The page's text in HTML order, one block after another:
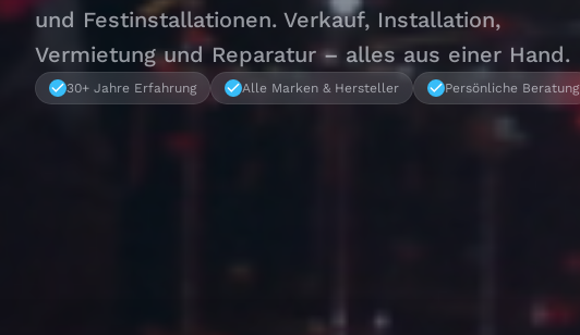
und Festinstallationen. Verkauf, Installation,
Vermietung und Reparatur – alles aus einer Hand.
30+ Jahre Erfahrung Alle Marken & Hersteller Persönliche Beratung